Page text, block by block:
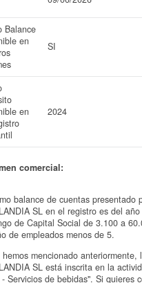
Balance
en
SI
en
2024
comercial:
balance de cuentas presentado
SL en el registro es del
de Capital Social de 3.100 a
de empleados menos de 5.
hemos mencionado anteriormente,
SL está inscrita en la
Servicios de bebidas". Si quieres